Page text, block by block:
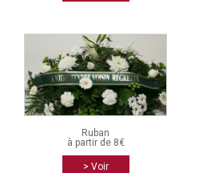
Ruban
à partir de 8€
> Voir